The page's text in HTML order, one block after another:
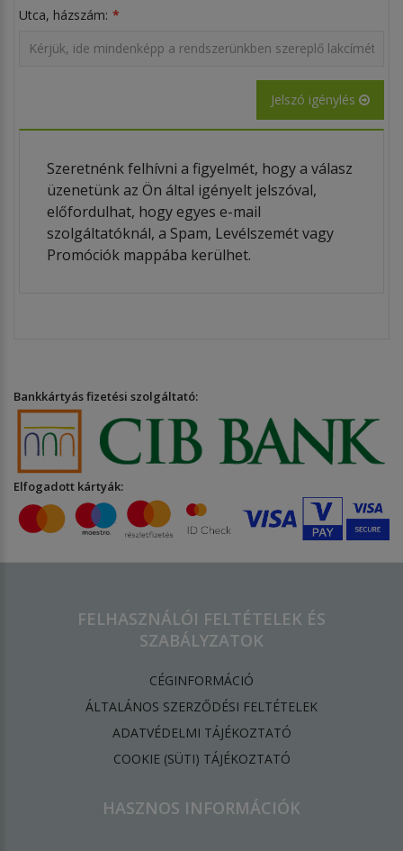
Utca, házszám:
Jelszó igénylés
Szeretnénk felhívni a figyelmét, hogy a válasz
üzenetünk az Ön által igényelt jelszóval,
előfordulhat, hogy egyes e-mail
szolgáltatóknál, a Spam, Levélszemét vagy
Promóciók mappába kerülhet.
Bankkártyás fizetési szolgáltató:
Elfogadott kártyák:
FELHASZNÁLÓI FELTÉTELEK ÉS
SZABÁLYZATOK
CÉGINFORMÁCIÓ
ÁLTALÁNOS SZERZŐDÉSI FELTÉTELEK
ADATVÉDELMI TÁJÉKOZTATÓ
​COOKIE (SÜTI) TÁJÉKOZTATÓ
HASZNOS INFORMÁCIÓK